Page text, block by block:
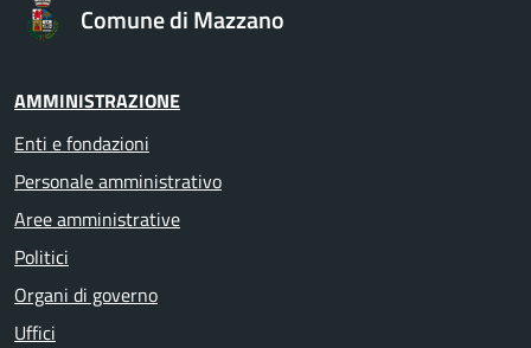
Comune di Mazzano
AMMINISTRAZIONE
Enti e fondazioni
Personale amministrativo
Aree amministrative
Politici
Organi di governo
Uffici